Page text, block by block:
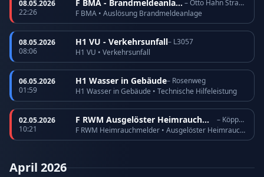
08.05.2026
22:26
F BMA - Brandmeldeanlage
– Otto Hahn Straße
F BMA • Auslösung Brandmeldeanlage
08.05.2026
08:06
H1 VU - Verkehrsunfall– L3057
H1 VU • Verkehrsunfall
06.05.2026
01:59
H1 Wasser in Gebäude– Rosenweg
H1 Wasser in Gebäude • Technische Hilfeleistung
02.05.2026
10:21
F RWM Ausgelöster Heimrauchmelder
– Köppern
F RWM Heimrauchmelder • Ausgelöster Heimrauchmelder
April 2026